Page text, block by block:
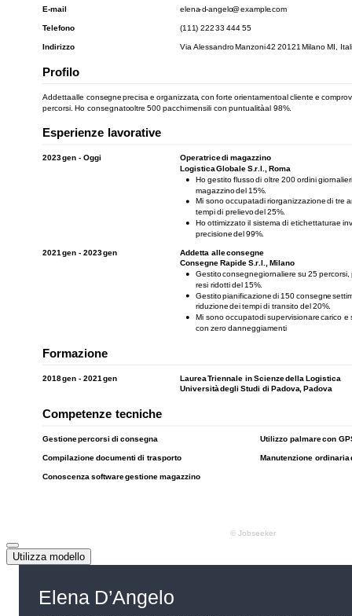
Utilizza modello